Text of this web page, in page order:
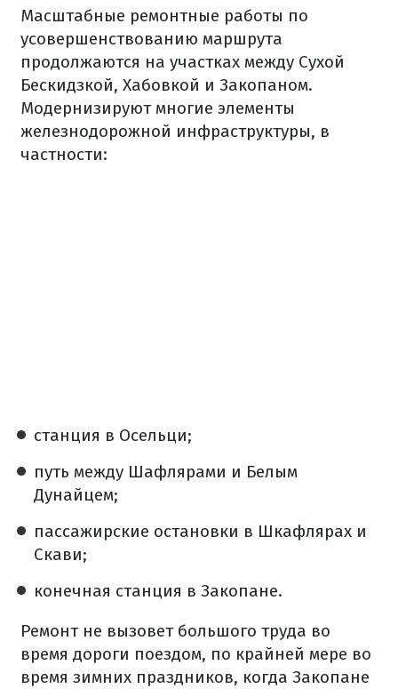
Масштабные ремонтные работы по
усовершенствованию маршрута
продолжаются на участках между Сухой
Бескидзкой, Хабовкой и Закопаном.
Модернизируют многие элементы
железнодорожной инфраструктуры, в
частности:
станция в Осельци;
путь между Шафлярами и Белым
Дунайцем;
пассажирские остановки в Шкафлярах и
Скави;
конечная станция в Закопане.
Ремонт не вызовет большого труда во
время дороги поездом, по крайней мере во
время зимних праздников, когда Закопане